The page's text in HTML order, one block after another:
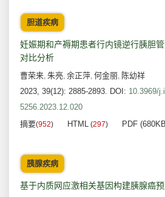
胆道疾病
妊娠期和产褥期患者行内镜逆行胰胆
对比分析
曹荣来, 朱亮, 余正萍, 何金丽, 陈幼祥
2023, 39(12): 2885-2893. DOI: 10.3969/
5256.2023.12.020
摘要(952) HTML (297) PDF
胰腺疾病
基于内质网应激相关基因构建胰腺癌